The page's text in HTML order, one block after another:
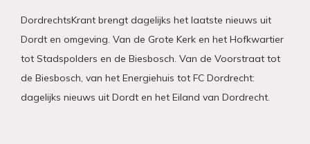
DordrechtsKrant brengt dagelijks het laatste nieuws uit
Dordt en omgeving. Van de Grote Kerk en het Hofkwartier
tot Stadspolders en de Biesbosch. Van de Voorstraat tot
de Biesbosch, van het Energiehuis tot FC Dordrecht:
dagelijks nieuws uit Dordt en het Eiland van Dordrecht.